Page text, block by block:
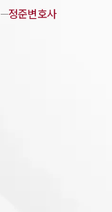
정준변호사